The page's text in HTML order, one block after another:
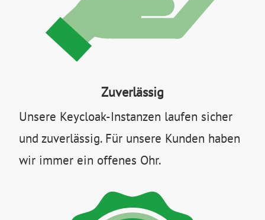
Zuverlässig
Unsere Keycloak-Instanzen laufen sicher
und zuverlässig. Für unsere Kunden haben
wir immer ein offenes Ohr.